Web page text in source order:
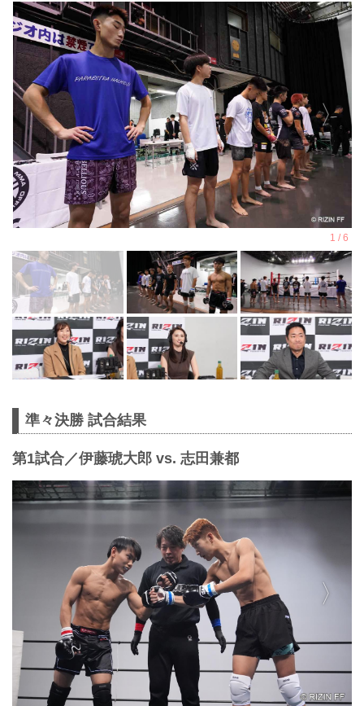
準々決勝 試合結果
第1試合／伊藤琥大郎 vs. 志田兼都